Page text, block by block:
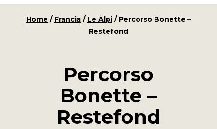
Home / Francia/ Le Alpi/ Percorso Bonette –
Restefond
Percorso
Bonette –
Restefond